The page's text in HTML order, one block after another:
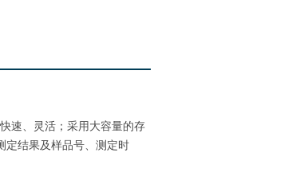
速、灵活；采用大容量的存
定结果及样品号、测定时